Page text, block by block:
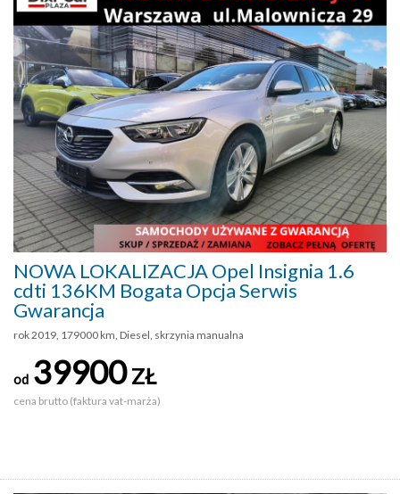
NOWA LOKALIZACJA Opel Insignia 1.6
cdti 136KM Bogata Opcja Serwis
Gwarancja
rok 2019, 179000 km, Diesel, skrzynia manualna
od 39900ZŁ
cena brutto (faktura vat-marża)